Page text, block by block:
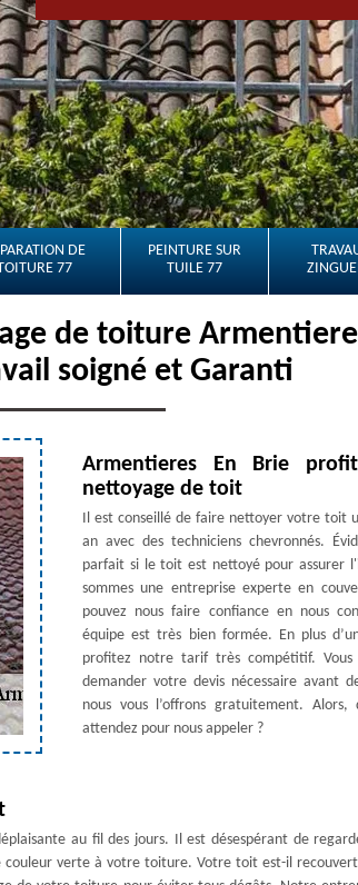
DE
77
PEINTURE SUR
TUILE 77
de toiture
soigné et Garanti
Armentieres En Brie
nettoyage de toit
Il est conseillé de faire nettoyer votre toit
an avec des techniciens chevronnés.
parfait si le toit est nettoyé pour assurer
sommes une entreprise experte en
pouvez nous faire confiance en nous
équipe est très bien formée. En plus
profitez notre tarif très compétitif. Vous
demander votre devis nécessaire avant
nous vous l’offrons gratuitement. Alors,
attendez pour nous appeler ?
au fil des jours. Il est désespérant de
verte à votre toiture. Votre toit est-il recouvert